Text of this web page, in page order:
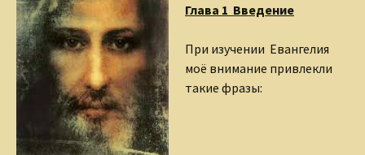
Глава 1 Введение
При изучении Евангелия
моё внимание привлекли
такие фразы: